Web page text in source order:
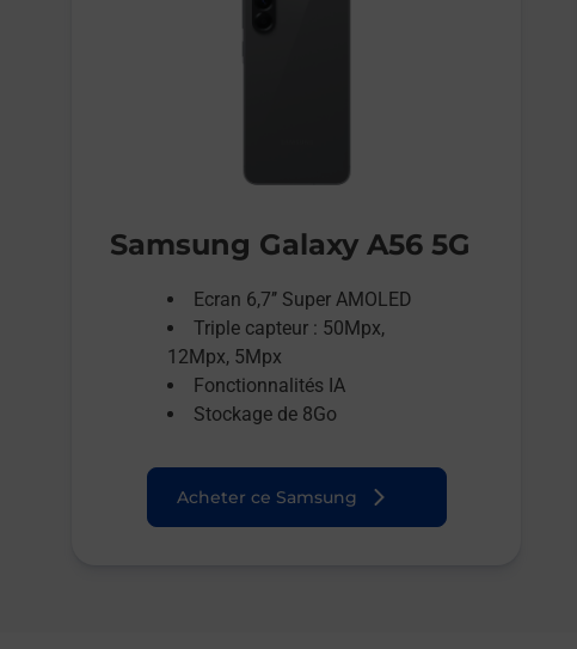
Samsung Galaxy A56 5G
Ecran 6,7’’ Super AMOLED
Triple capteur : 50Mpx,
12Mpx, 5Mpx
Fonctionnalités IA
Stockage de 8Go
Acheter ce Samsung